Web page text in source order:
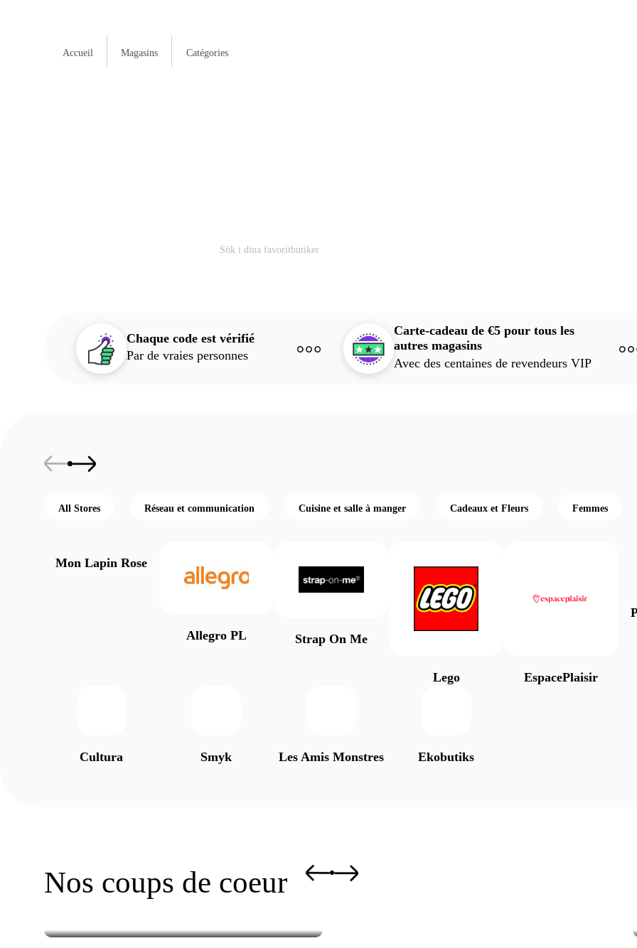
Accueil Magasins Catégories
Chaque code est vérifié
Par de vraies personnes
Carte-cadeau de €5 pour tous les
autres magasins
Avec des centaines de revendeurs VIP
All Stores Réseau et communication Cuisine et salle à manger Cadeaux et Fleurs Femmes
Mon Lapin Rose
Allegro PL Strap On Me
Lego EspacePlaisir
Cultura Smyk Les Amis Monstres Ekobutiks
Nos coups de coeur
Économies
Téléviseur LED Intelligent